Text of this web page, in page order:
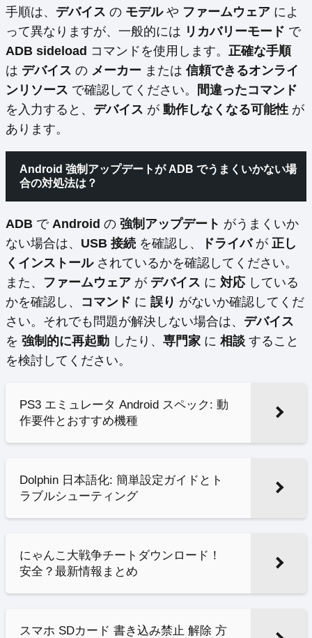
手順は、 デバイス の モデルや ファームウェア によ
って異なりますが、一般的には リカバリーモード で
ADB sideload コマンドを使用します。 正確な手順
は デバイス の メーカー または 信頼できるオンライ
ンリソース で確認してください。
間違ったコマンド
を入力すると、 デバイス が 動作しなくなる可能性 が
あります。
Android 強制アップデートが ADB でうまくいかない場
合の対処法は？
ADB で Android の 強制アップデート がうまくいか
ない場合は、 USB 接続 を確認し、 ドライバが 正し
くインストールされているかを確認してください。
また、 ファームウェア が デバイス に 対応している
かを確認し、 コマンド に 誤り がないか確認してくだ
さい。それでも問題が解決しない場合は、 デバイス
を 強制的に再起動 したり、 専門家 に 相談 すること
を検討してください。
PS3 エミュレータ Android スペック: 動
作要件とおすすめ機種
Dolphin 日本語化: 簡単設定ガイドとト
ラブルシューティング
にゃんこ大戦争チートダウンロード！
安全？最新情報まとめ
スマホ SDカード 書き込み禁止 解除 方